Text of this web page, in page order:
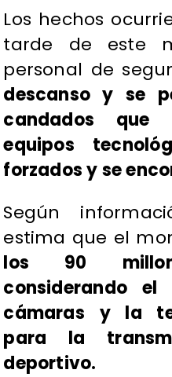
Los hechos
tarde de este
personal de
descanso y se
candados que
equipos
forzados y se
Según
estima que el
los 90
considerando
cámaras y la
para la
deportivo.